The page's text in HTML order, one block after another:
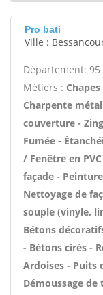
Pro bati
Ville :
Département: 95
Métiers :
Charpente
couverture -
Fumée -
/ Fenêtre en
façade -
Nettoyage de
souple (vinyle,
Bétons
- Bétons cirés -
Ardoises - Puits
Démoussage